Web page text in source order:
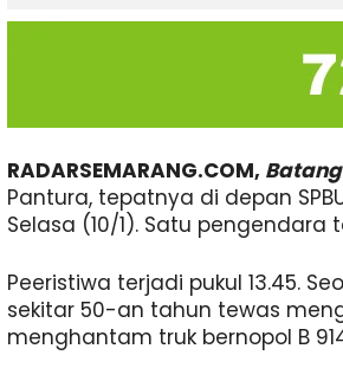
RADARSEMARANG.COM, Batang
Pantura, tepatnya di depan
Selasa (10/1). Satu pengendara
Peeristiwa terjadi pukul 13.45.
sekitar 50-an tahun tewas
menghantam truk bernopol B